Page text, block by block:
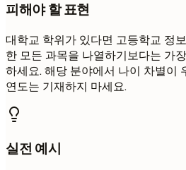
피해야 할 표현
대학교 학위가 있다면 고등학교 정
한 모든 과목을 나열하기보다는 가
하세요. 해당 분야에서 나이 차별이
연도는 기재하지 마세요.
실전 예시